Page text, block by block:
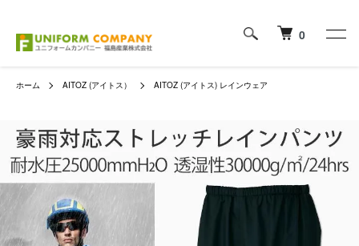
0
ホーム AITOZ (アイトス） AITOZ (アイトス) レインウェア